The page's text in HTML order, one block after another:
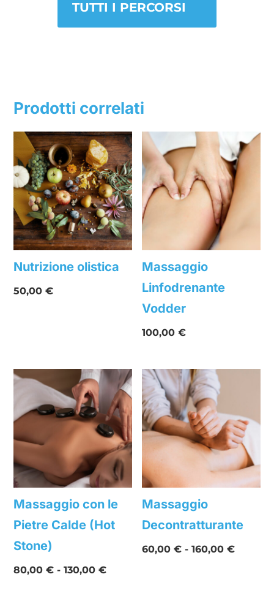
TUTTI I PERCORSI
Prodotti correlati
Nutrizione olistica
50,00€
Massaggio
Linfodrenante
Vodder
100,00€
Massaggio con le
Pietre Calde (Hot
Stone)
80,00€ - 130,00€Fascia
Massaggio
Decontratturante
60,00€ - 160,00€Fascia